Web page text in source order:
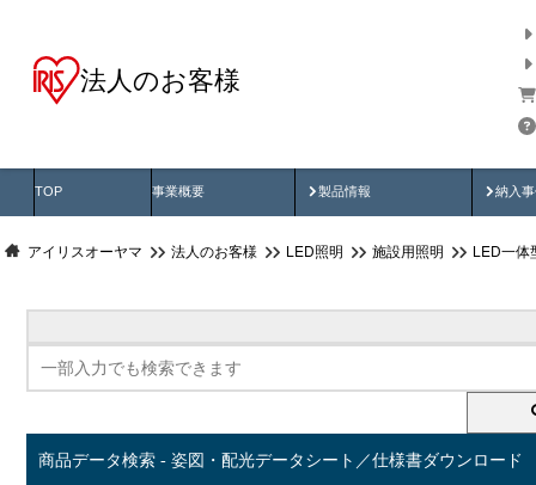
法人のお客様
TOP 事業概要 製品情報
製品動画 納入
納
アイリスオーヤマ 法人のお客様 LED照明 施設用照明 LED一体
商品データ検索 - 姿図・配光データシート／仕様書ダウンロード